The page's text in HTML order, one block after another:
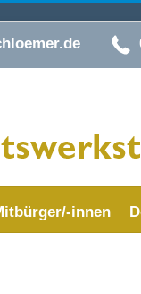
innen